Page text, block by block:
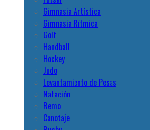
Gimnasia Artística
Gimnasia Rítmica
Golf
Handball
Hockey
Judo
Levantamiento de Pesas
Natación
Remo
Canotaje